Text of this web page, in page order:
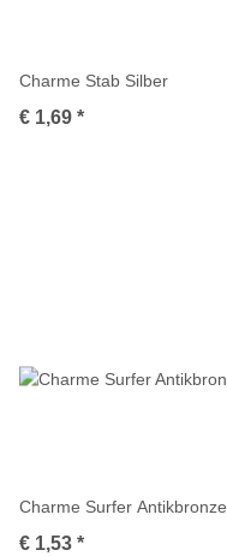
Charme Stab Silber
€ 1,69 *
Charme Surfer Antikbronze
€ 1,53 *